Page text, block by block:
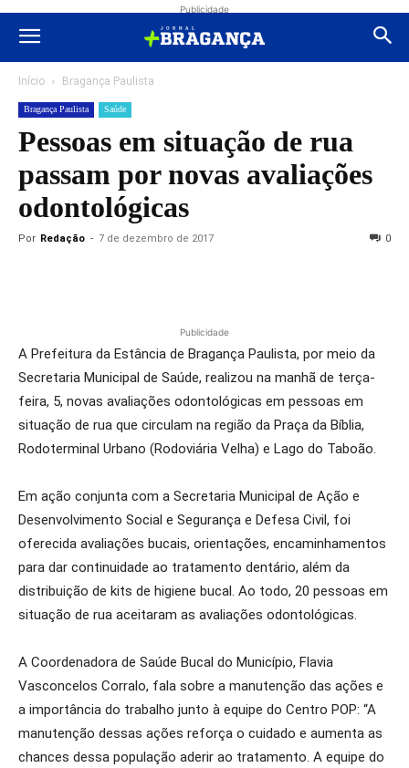
Publicidade
Início Bragança Paulista
Bragança Paulista Saúde
Pessoas em situação de rua
passam por novas avaliações
odontológicas
Por Redação - 7 de dezembro de 2017 0
Publicidade
A Prefeitura da Estância de Bragança Paulista, por meio da
Secretaria Municipal de Saúde, realizou na manhã de terça-
feira, 5, novas avaliações odontológicas em pessoas em
situação de rua que circulam na região da Praça da Bíblia,
Rodoterminal Urbano (Rodoviária Velha) e Lago do Taboão.
Em ação conjunta com a Secretaria Municipal de Ação e
Desenvolvimento Social e Segurança e Defesa Civil, foi
oferecida avaliações bucais, orientações, encaminhamentos
para dar continuidade ao tratamento dentário, além da
distribuição de kits de higiene bucal. Ao todo, 20 pessoas em
situação de rua aceitaram as avaliações odontológicas.
A Coordenadora de Saúde Bucal do Município, Flavia
Vasconcelos Corralo, fala sobre a manutenção das ações e
a importância do trabalho junto à equipe do Centro POP: “A
manutenção dessas ações reforça o cuidado e aumenta as
chances dessa população aderir ao tratamento. A equipe do